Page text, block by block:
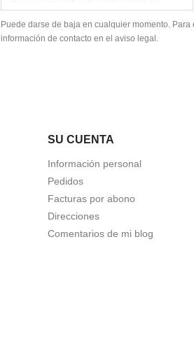
Puede darse de baja en cualquier momento.
información de contacto en el aviso legal.
SU CUENTA
Información personal
Pedidos
Facturas por abono
Direcciones
Comentarios de mi blog